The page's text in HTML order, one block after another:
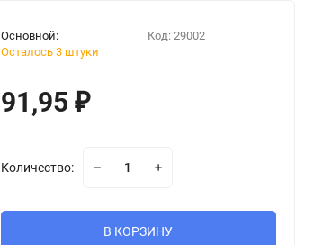
Основной:
Осталось 3 штуки
Код: 29002
91,95 ₽
Количество:
В КОРЗИНУ